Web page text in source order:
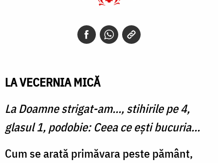
LA VECERNIA MICĂ
La Doamne strigat-am..., stihirile pe 4,
glasul 1, podobie: Ceea ce eşti bucuria...
Cum se arată primăvara peste pământ,